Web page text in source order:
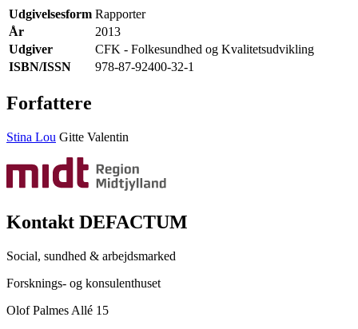
Udgivelsesform Rapporter
År
2013
Udgiver
CFK - Folkesundhed og Kvalitetsudvikling
ISBN/ISSN
978-87-92400-32-1
Forfattere
Stina Lou Gitte Valentin
Kontakt DEFACTUM
Social, sundhed & arbejdsmarked
Forsknings- og konsulenthuset
Olof Palmes Allé 15